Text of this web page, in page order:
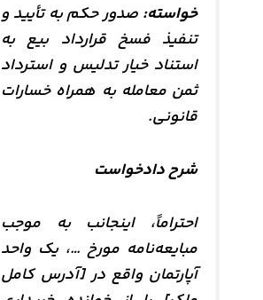
خواسته: صدور حکم به تأیید و
تنفیذ فسخ قرارداد بیع به
استناد خیار تدلیس و استرداد
ثمن معامله به همراه خسارات
قانونی.
شرح دادخواست
احتراماً، اینجانب به موجب
مبایعه‌نامه مورخ …، یک واحد
آپارتمان واقع در [آدرس کامل